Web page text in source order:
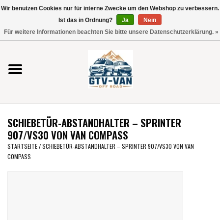
Verwende
die
nach
oben
und
unten,
verfügbare
Ergebnis
auszuwählen.
Vito / V-Klasse 447
Viano /Vito 639
VW T7 2025
VW T6
SCHIEBETÜR-ABSTANDHALTER – SPRINTER
907/VS30 VON VAN COMPASS
STARTSEITE/SCHIEBETÜR-ABSTANDHALTER – SPRINTER 907/VS30 VON VAN
COMPASS
Wir benutzen Cookies nur für interne Zwecke um den Webshop zu verbessern.
Ist das in Ordnung?
Ja
Nein
Für weitere Informationen beachten Sie bitte unsere Datenschutzerklärung. »